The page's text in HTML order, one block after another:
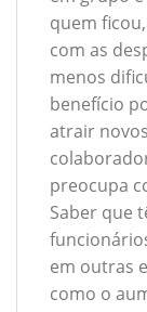
quem
com as
menos
benefício
atrair
preocupa
Saber que
em outras
como o